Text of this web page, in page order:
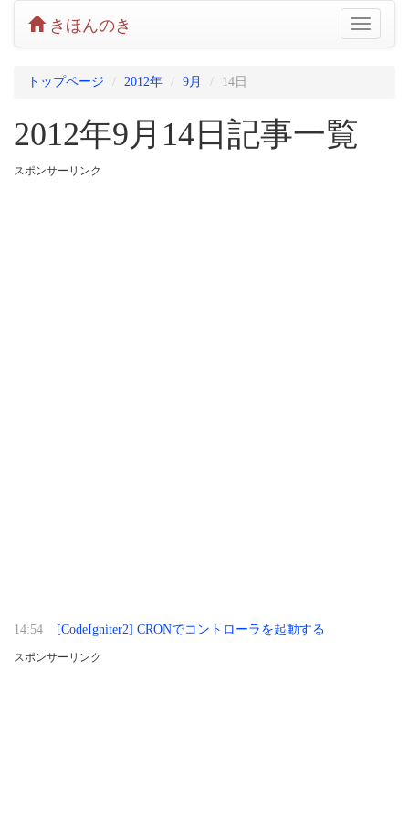
Toggle
きほんのき
トップページ 2012年 9月 14日
2012年9月14日記事一覧
スポンサーリンク
14:54 [CodeIgniter2] CRONでコントローラを起動する
スポンサーリンク